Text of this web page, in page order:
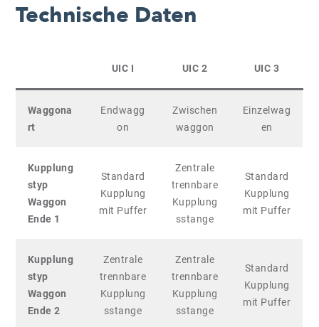
Technische Daten
UIC I UIC 2 UIC 3
Waggona
rt
Endwagg
on
Zwischen
waggon
Einzelwag
en
Kupplung
styp
Waggon
Ende 1
Standard
Kupplung
mit Puffer
Zentrale
trennbare
Kupplung
sstange
Standard
Kupplung
mit Puffer
Kupplung
styp
Waggon
Ende 2
Zentrale
trennbare
Kupplung
sstange
Zentrale
trennbare
Kupplung
sstange
Standard
Kupplung
mit Puffer